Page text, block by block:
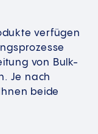
verfügen
von Bulk-
Je nach
beide